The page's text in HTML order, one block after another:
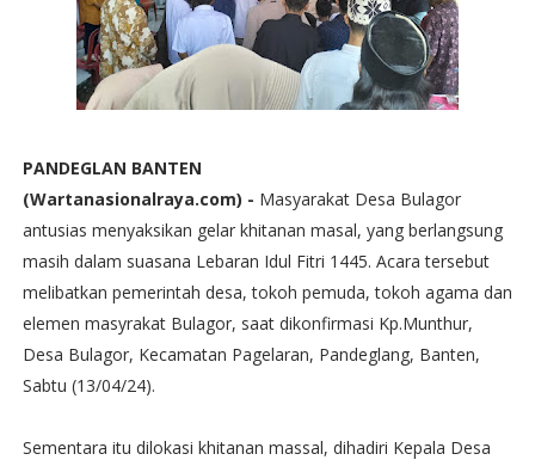
PANDEGLAN BANTEN
(Wartanasionalraya.com) - Masyarakat Desa Bulagor
antusias menyaksikan gelar khitanan masal, yang berlangsung
masih dalam suasana Lebaran Idul Fitri 1445. Acara tersebut
melibatkan pemerintah desa, tokoh pemuda, tokoh agama dan
elemen masyrakat Bulagor, saat dikonfirmasi Kp.Munthur,
Desa Bulagor, Kecamatan Pagelaran, Pandeglang, Banten,
Sabtu (13/04/24).
Sementara itu dilokasi khitanan massal, dihadiri Kepala Desa